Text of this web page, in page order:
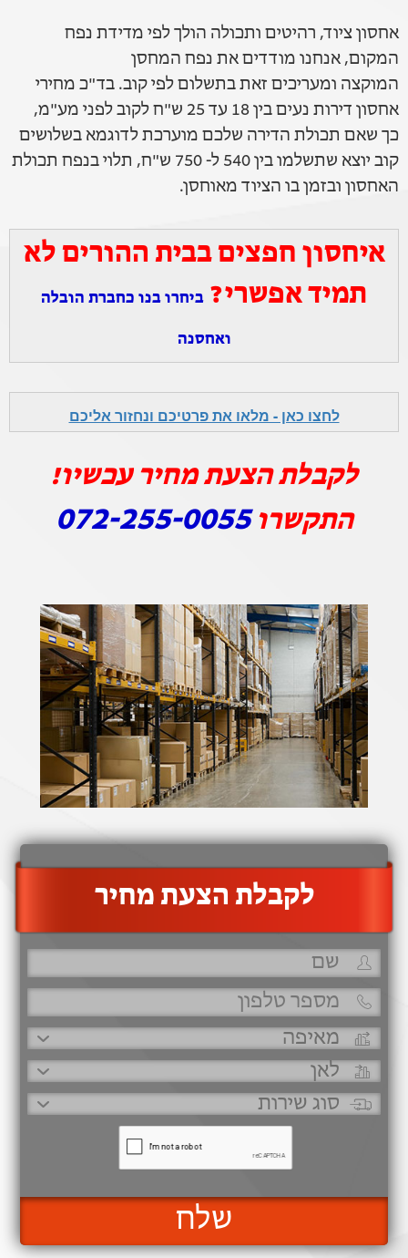
אחסון ציוד, רהיטים ותכולה הולך לפי מדידת נפח
המקום, אנחנו מודדים את נפח המחסן
המוקצה ומעריכים זאת בתשלום לפי קוב. בד"כ מחירי
אחסון דירות נעים בין 18 עד 25 ש"ח לקוב לפני מע"מ,
כך שאם תכולת הדירה שלכם מוערכת לדוגמא בשלושים
קוב יוצא שתשלמו בין 540 ל- 750 ש"ח, תלוי בנפח תכולת
האחסון ובזמן בו הציוד מאוחסן.
איחסון חפצים בבית ההורים לא
תמיד אפשרי? ביחרו בנו כחברת הובלה
ואחסנה
לחצו כאן - מלאו את פרטיכם ונחזור אליכם
לקבלת הצעת מחיר עכשיו!
התקשרו072-255-0055
‫לקבלת הצעת מחיר
שלח